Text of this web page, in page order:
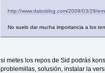
http://www.daboblog.com/2009/03/29/
No suelo dar mucha importancia a los
si metes los repos de Sid podrás
problemillas, solusión, instalar la